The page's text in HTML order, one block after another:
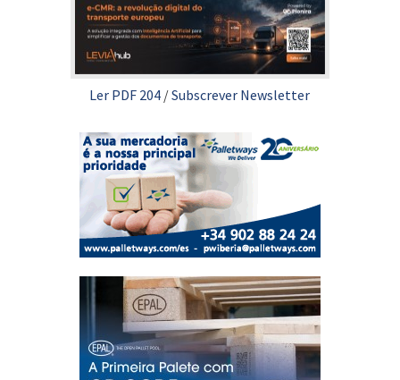
Ler PDF 204 /Subscrever Newsletter